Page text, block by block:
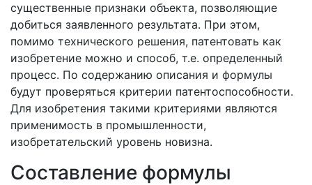
существенные признаки объекта, позволяющие
добиться заявленного результата. При этом,
помимо технического решения, патентовать как
изобретение можно и способ, т.е. определенный
процесс. По содержанию описания и формулы
будут проверяться критерии патентоспособности.
Для изобретения такими критериями являются
применимость в промышленности,
изобретательский уровень новизна.
Составление формулы